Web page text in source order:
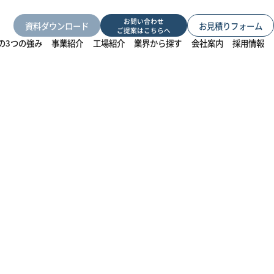
資料ダウンロード
お問い合わせ
ご提案はこちらへ
お見積りフォーム
3つの強み
事業紹介 工場紹介 業界から探す 会社案内 採用情報